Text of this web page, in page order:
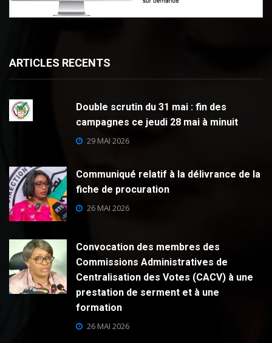
ARTICLES RECENTS
Double scrutin du 31 mai : fin des
campagnes ce jeudi 28 mai à minuit
29 MAI 2026
Communiqué relatif à la délivrance de la
fiche de procuration
26 MAI 2026
Convocation des membres des
Commissions Administratives de
Centralisation des Votes (CACV) à une
prestation de serment et à une
formation
26 MAI 2026